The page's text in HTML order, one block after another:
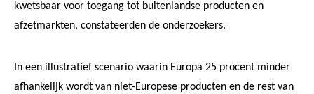
kwetsbaar voor toegang tot buitenlandse producten en
afzetmarkten, constateerden de onderzoekers.
In een illustratief scenario waarin Europa 25 procent minder
afhankelijk wordt van niet-Europese producten en de rest van